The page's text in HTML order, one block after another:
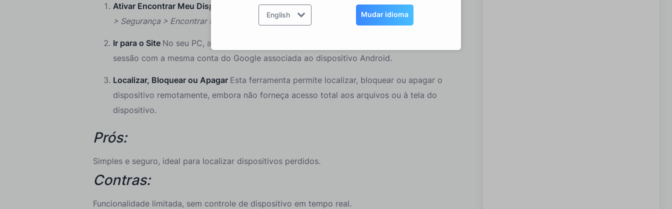
English Mudar idioma
Ativar Encontrar Meu Dispositivo No seu dispositivo Android, vá paraConfigurações
> Segurança > Encontrar Meu Dispositivoe certifique-se de que está ativado.
Ir para o Site No seu PC, aceda ao Encontrar o Meu Dispositivo do Google e inicie
sessão com a mesma conta do Google associada ao dispositivo Android.
Localizar, Bloquear ou Apagar Esta ferramenta permite localizar, bloquear ou apagar o
dispositivo remotamente, embora não forneça acesso total aos arquivos ou à tela do
dispositivo.
Prós:
Simples e seguro, ideal para localizar dispositivos perdidos.
Contras:
Funcionalidade limitada, sem controle de dispositivo em tempo real.